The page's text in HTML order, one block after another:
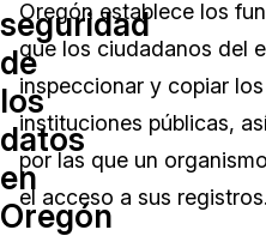
Transcripción y
El Gobierno
Sector Jurídico
Servicios
Casinos
Casos Practicos
Centro de Ayuda
Videoteca
Recomendaciones
seguridad
de
los
datos
en
Oregón
Oregón establece los
que los ciudadanos del
inspeccionar y copiar
instituciones públicas,
por las que un
el acceso a sus registros.